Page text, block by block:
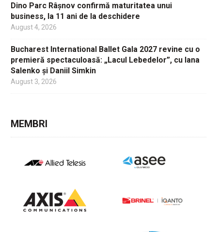
Dino Parc Râșnov confirmă maturitatea unui
business, la 11 ani de la deschidere
August 4, 2026
Bucharest International Ballet Gala 2027 revine cu o
premieră spectaculoasă: „Lacul Lebedelor”, cu Iana
Salenko și Daniil Simkin
August 3, 2026
MEMBRI